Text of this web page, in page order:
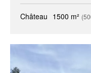
Château 1500 m²